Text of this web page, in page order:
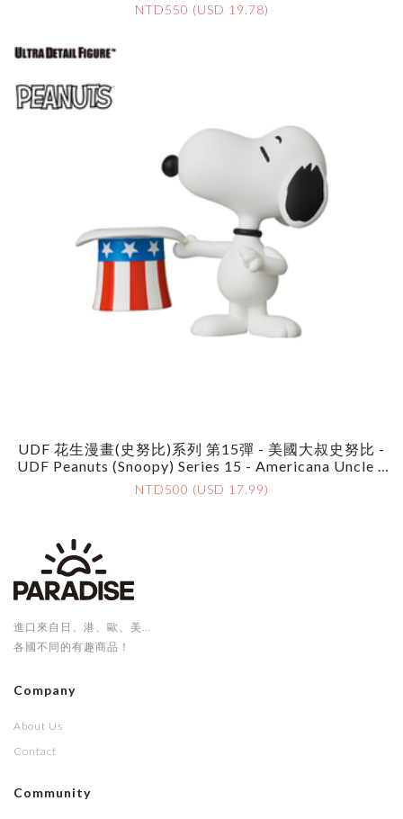
NTD550 (USD 19.78)
UDF 花生漫畫(史努比)系列 第15彈 - 美國大叔史努比 -
UDF Peanuts (Snoopy) Series 15 - Americana Uncle S
Noopy
NTD500 (USD 17.99)
進口來自日、港、歐、美...
各國不同的有趣商品！
Company
About Us
Contact
Community